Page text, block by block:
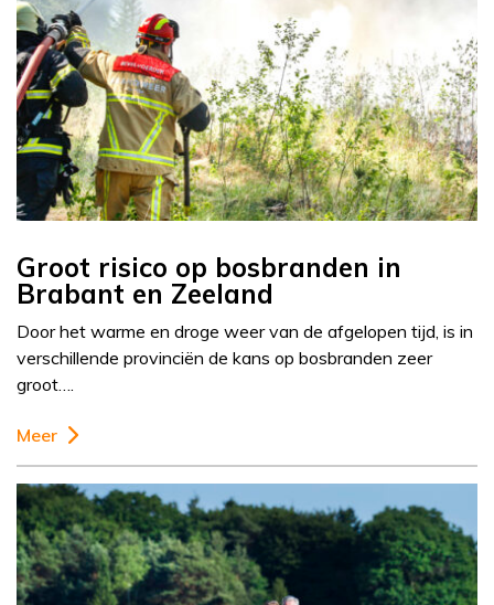
Groot risico op bosbranden in
Brabant en Zeeland
Door het warme en droge weer van de afgelopen tijd, is in
verschillende provinciën de kans op bosbranden zeer
groot….
Meer